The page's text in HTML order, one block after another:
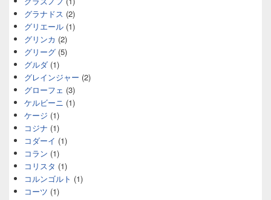
グラナドス (2)
グリエール (1)
グリンカ (2)
グリーグ (5)
グルダ (1)
グレインジャー (2)
グローフェ (3)
ケルビーニ (1)
ケージ (1)
コジナ (1)
コダーイ (1)
コラン (1)
コリスタ (1)
コルンゴルト (1)
コーツ (1)